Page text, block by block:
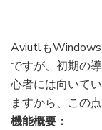
Aviutlも
ですが、初期の
心者には向いて
ますから、この
機能概要：